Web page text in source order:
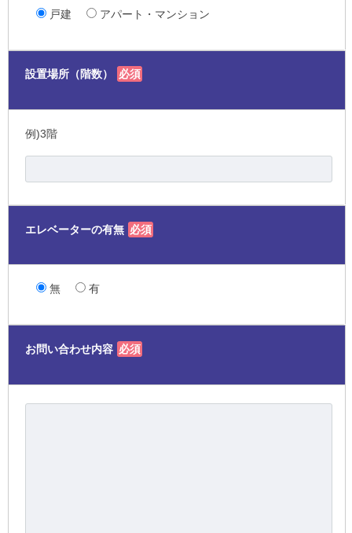
戸建 アパート・マンション
設置場所（階数） 必須
例)3階
エレベーターの有無 必須
無 有
お問い合わせ内容 必須